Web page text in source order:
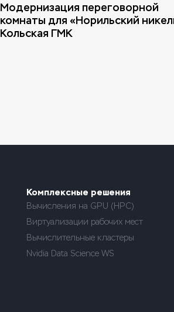
Модернизация переговорной
комнаты для «Норильский
Кольская ГМК
Комплексные решения
Вычисления на GPU (HPC)
Виртуализации рабочих мест
Вычислительные кластеры
Nvidia Data Science WS